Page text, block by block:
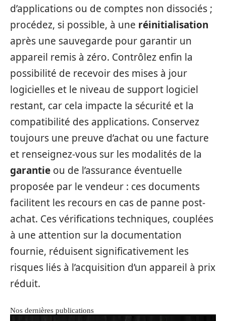
d’applications ou de comptes non dissociés ;
procédez, si possible, à une réinitialisation
après une sauvegarde pour garantir un
appareil remis à zéro. Contrôlez enfin la
possibilité de recevoir des mises à jour
logicielles et le niveau de support logiciel
restant, car cela impacte la sécurité et la
compatibilité des applications. Conservez
toujours une preuve d’achat ou une facture
et renseignez-vous sur les modalités de la
garantie ou de l’assurance éventuelle
proposée par le vendeur : ces documents
facilitent les recours en cas de panne post-
achat. Ces vérifications techniques, couplées
à une attention sur la documentation
fournie, réduisent significativement les
risques liés à l’acquisition d’un appareil à prix
réduit.
Nos dernières publications